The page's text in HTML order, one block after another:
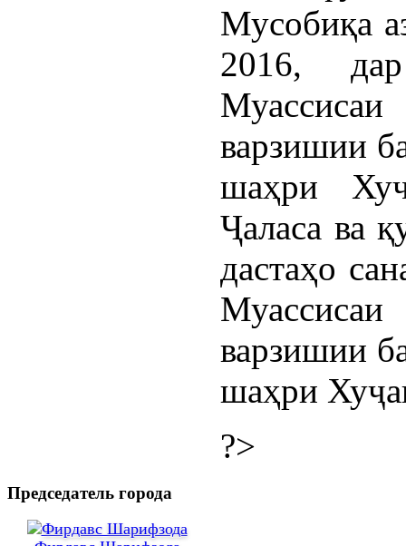
Мусобиқа
2016,
варзишии
шаҳри
Ҷаласа ва
дастаҳо
варзишии
шаҳри
?>
Председатель города